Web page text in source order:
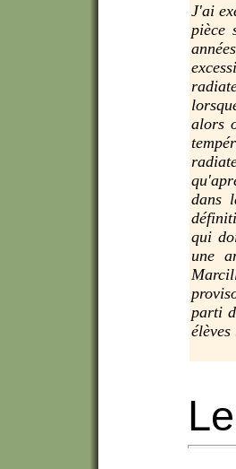
J'ai
pièce
alors
dans
qui
une
parti